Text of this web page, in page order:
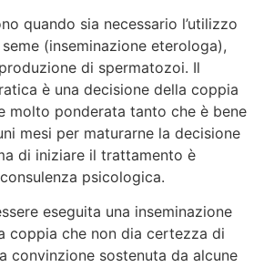
quando sia necessario l’utilizzo
(inseminazione eterologa),
di spermatozoi. Il
è una decisio­ne della coppia
molto ponderata tanto che è bene
mesi per maturarne la decisione
di iniziare il trattamento è
psicologica.
eseguita una inseminazione
coppia che non dia certezza di
convinzio­ne sostenuta da alcune